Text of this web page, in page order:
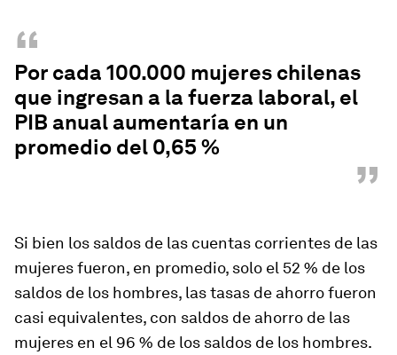
“
Por cada 100.000 mujeres chilenas
que ingresan a la fuerza laboral, el
PIB anual aumentaría en un
promedio del 0,65 %
”
Si bien los saldos de las cuentas corrientes de las
mujeres fueron, en promedio, solo el 52 % de los
saldos de los hombres, las tasas de ahorro fueron
casi equivalentes, con saldos de ahorro de las
mujeres en el 96 % de los saldos de los hombres.